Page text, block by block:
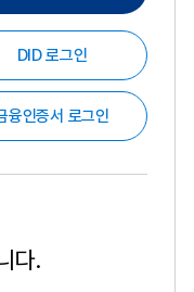
DID 로그인
융인증서 로그인
다.